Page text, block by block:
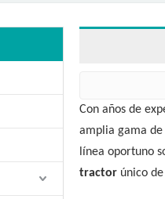
Con años de
amplia gama de
línea oportuno
tractor único